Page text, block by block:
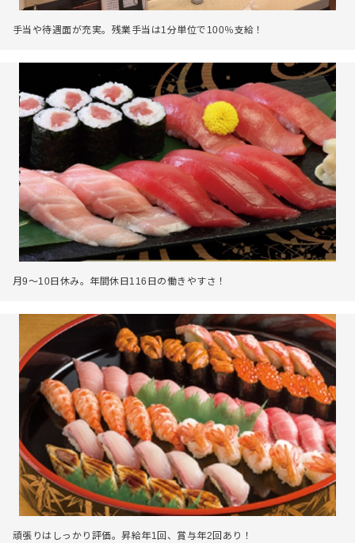
手当や待遇面が充実。残業手当は1分単位で100％支給！
月9～10日休み。年間休日116日の働きやすさ！
頑張りはしっかり評価。昇給年1回、賞与年2回あり！